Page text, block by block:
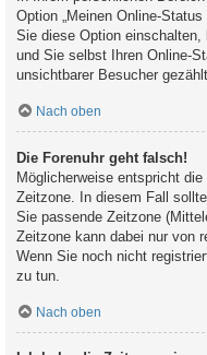
Option „Meinen Online-
Sie diese Option einschalten,
und Sie selbst Ihren Online-
unsichtbarer Besucher gezählt.
Nach oben
Die Forenuhr geht falsch!
Möglicherweise entspricht
Zeitzone. In diesem Fall
Sie passende Zeitzone
Zeitzone kann dabei nur von
Wenn Sie noch nicht
zu tun.
Nach oben